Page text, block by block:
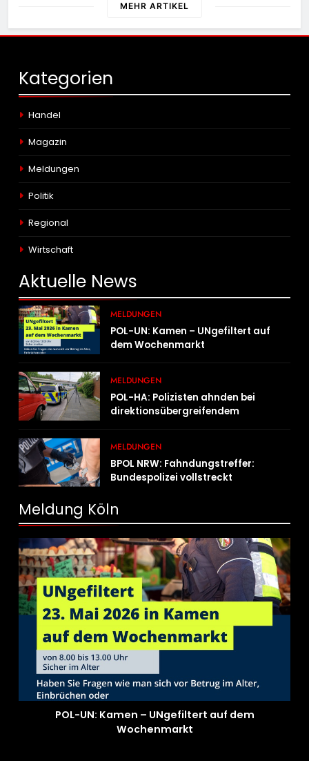
MEHR ARTIKEL
Kategorien
Handel
Magazin
Meldungen
Politik
Regional
Wirtschaft
Aktuelle News
MELDUNGEN
POL-UN: Kamen – UNgefiltert auf
dem Wochenmarkt
MELDUNGEN
POL-HA: Polizisten ahnden bei
direktionsübergreifendem
MELDUNGEN
BPOL NRW: Fahndungstreffer:
Bundespolizei vollstreckt
Meldung Köln
POL-UN: Kamen – UNgefiltert auf dem
Wochenmarkt